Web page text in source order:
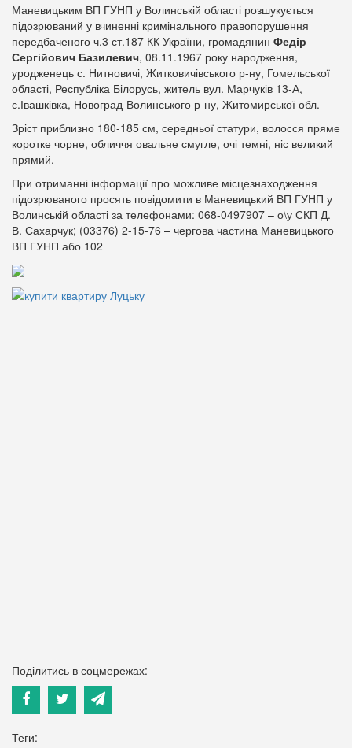
Маневицьким ВП ГУНП у Волинській області розшукується
підозрюваний у вчиненні кримінального правопорушення
передбаченого ч.3 ст.187 КК України, громадянин Федір
Сергійович Базилевич, 08.11.1967 року народження,
уродженець с. Нитновичі, Житковичівського р-ну, Гомельської
області, Республіка Білорусь, житель вул. Марчуків 13-А,
с.Івашківка, Новоград-Волинського р-ну, Житомирської обл.
Зріст приблизно 180-185 см, середньої статури, волосся пряме
коротке чорне, обличчя овальне смугле, очі темні, ніс великий
прямий.
При отриманні інформації про можливе місцезнаходження
підозрюваного просять повідомити в Маневицький ВП ГУНП у
Волинській області за телефонами: 068-0497907 – о\у СКП Д.
В. Сахарчук; (03376) 2-15-76 – чергова частина Маневицького
ВП ГУНП або 102
Поділитись в соцмережах:
Теги: